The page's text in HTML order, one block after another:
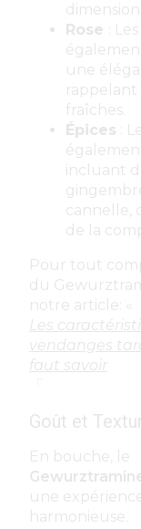
Rose
:
une
fraîches.
Épices :
incluant
cannelle,
de la
Pour tout
du
notre article: «
Les
vendanges
faut savoir
Goût et
En bouche, le
une
harmonieuse.